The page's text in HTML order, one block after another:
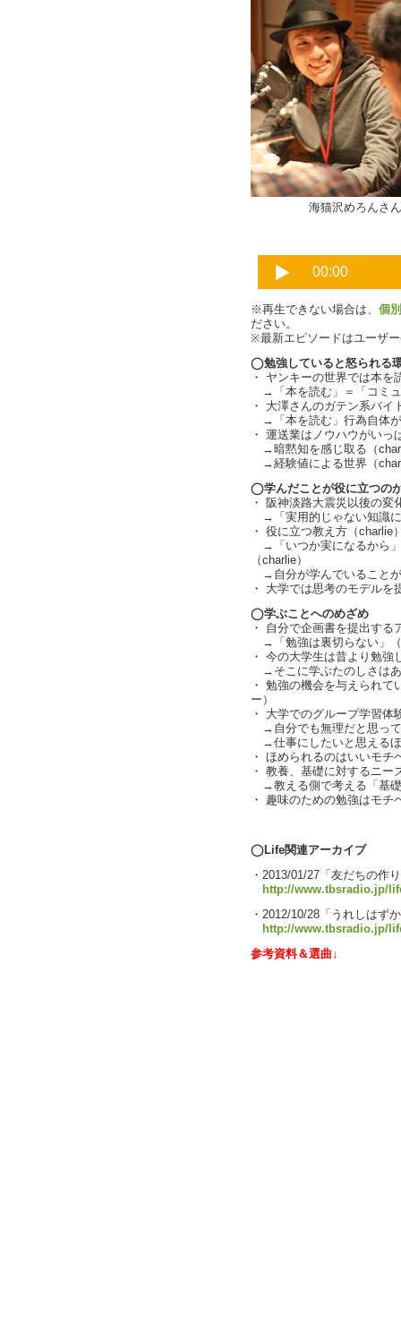
海猫沢めろ
※再生できない場合は、 個
ださい。
※最新エピソードはユーザ
◯勉強していると怒られる
・ ヤンキーの世界では本
→「本を読む」＝「コミュ
・ 大澤さんのガテン系バイ
→「本を読む」行為自体
・ 運送業はノウハウがいっ
→暗黙知を感じ取る（
→経験値による世界（
◯学んだことが役に立つの
・ 阪神淡路大震災以後の変
→「実用的じゃない知識に
・ 役に立つ教え方（charlie
→「いつか実になるから
（charlie）
→自分が学んでいることが
・ 大学では思考のモデルを
◯学ぶことへのめざめ
・ 自分で企画書を提出する
→「勉強は裏切らない」
・ 今の大学生は昔より勉強
→そこに学ぶたのしさは
・ 勉強の機会を与えられ
ー）
・ 大学でのグループ学習体
→自分でも無理だと思って
→仕事にしたいと思える
・ ほめられるのはいいモチ
・ 教養、基礎に対するニー
→教える側で考える「基
・ 趣味のための勉強はモ
◯Life関連アーカイブ
・2013/01/27「友だちの作
http://www.tbsradio.jp/
・2012/10/28「うれしはず
http://www.tbsradio.jp/
参考資料＆選曲↓